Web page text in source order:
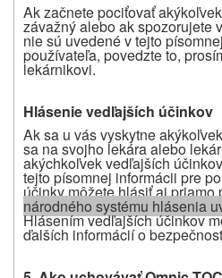
Ak začnete pociťovať
závažný alebo ak spozorujete
nie sú uvedené v tejto
používateľa, povedzte to,
lekárnikovi.
Hlásenie vedľajších účinkov
Ak sa u vás vyskytne
sa na svojho lekára alebo
akýchkoľvek vedľajších
tejto písomnej informácii pre
účinky môžete hlásiť aj priamo
národného systému hlásenia
Hlásením vedľajších účinkov
ďalších informácií o